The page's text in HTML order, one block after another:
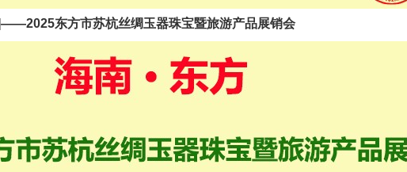
东方市苏杭丝绸玉器珠宝暨旅游产品展销会